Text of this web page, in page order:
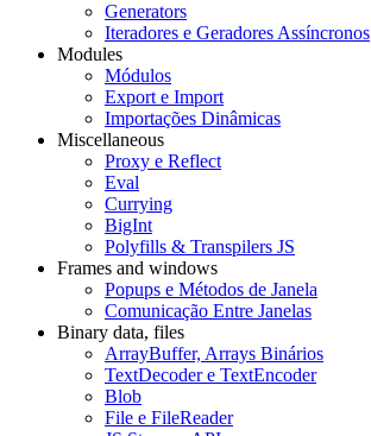
Generators
Iteradores e Geradores Assíncronos
Modules
Módulos
Export e Import
Importações Dinâmicas
Miscellaneous
Proxy e Reflect
Eval
Currying
BigInt
Polyfills & Transpilers JS
Frames and windows
Popups e Métodos de Janela
Comunicação Entre Janelas
Binary data, files
ArrayBuffer, Arrays Binários
TextDecoder e TextEncoder
Blob
File e FileReader